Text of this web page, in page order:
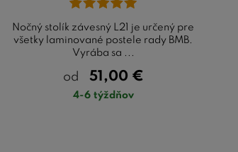
Nočný stolík závesný L21 je určený pre
všetky laminované postele rady BMB.
Vyrába sa ...
od 51,00 €
4-6 týždňov